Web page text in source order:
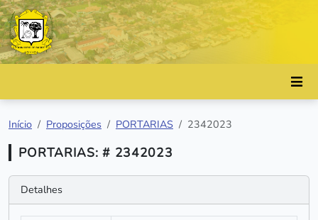
Início Proposições PORTARIAS 2342023
PORTARIAS: # 2342023
Detalhes